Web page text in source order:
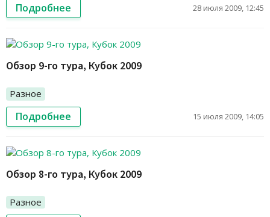
Подробнее 28 июля 2009, 12:45
Обзор 9-го тура, Кубок 2009
Разное
Подробнее 15 июля 2009, 14:05
Обзор 8-го тура, Кубок 2009
Разное